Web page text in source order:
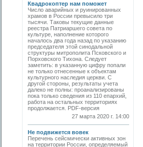
Квадрокоптер нам поможет
Число аварийных и руинированных
храмов в России превысило три
тысячи. Таковы текущие данные
реестра Патриаршего совета по
культуре, наполнение которого
началось два года назад по указанию
председателя этой синодальной
структуры митрополита Псковского и
Порховского Тихона. Следует
заметить: в указанную цифру попали
не только отнесенные к объектам
культурного наследия церкви. С
другой стороны, результаты учета
далеко не полны: проанализированы
пока только сведения из 110 епархий,
работа на остальных территориях
продолжается. PDF-версия
27 марта 2020 г. 14:00
Не подвижется вовек
Перечень сейсмически активных зон
на территории России, определяемый